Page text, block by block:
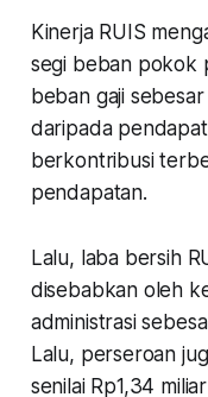
Kinerja RUIS
segi beban pokok
beban gaji
daripada
berkontribusi
pendapatan.
Lalu, laba bersih
disebabkan oleh
administrasi
Lalu, perseroan
senilai Rp1,34